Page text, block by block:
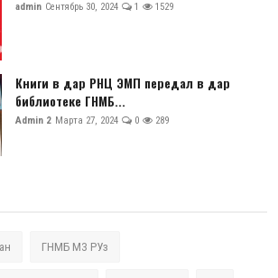
admin Сентябрь 30, 2024 1 1529
Книги в дар РНЦ ЭМП передал в дар
библиотеке ГНМБ...
Admin 2 Марта 27, 2024 0 289
ГНМБ МЗ РУз